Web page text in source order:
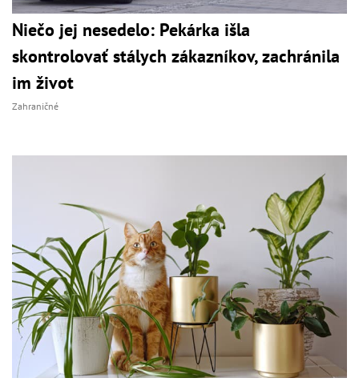
Niečo jej nesedelo: Pekárka išla
skontrolovať stálych zákazníkov, zachránila
im život
Zahraničné